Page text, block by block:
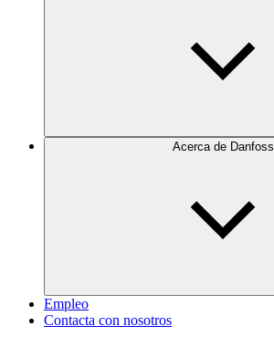
Acerca de Danfoss
Empleo
Contacta con nosotros